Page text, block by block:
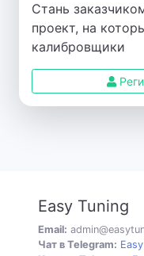
Стань
проект, на
калибровщики
Easy Tuning
Email:
Чат в Telegram: